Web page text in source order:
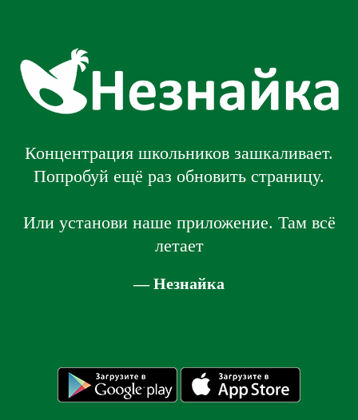
Концентрация школьников зашкаливает.
Попробуй ещё раз обновить страницу.
Или установи наше приложение. Там всё
летает
— Незнайка